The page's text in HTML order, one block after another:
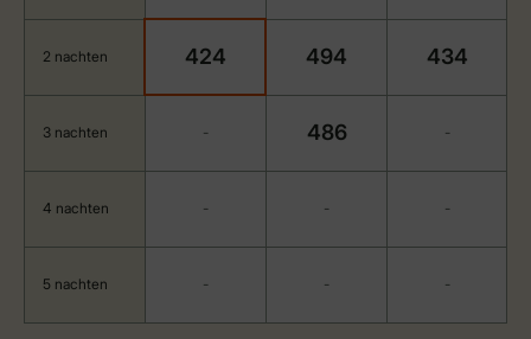
2 nachten 424 494 434
3 nachten - 486 -
4 nachten - - -
5 nachten - - -